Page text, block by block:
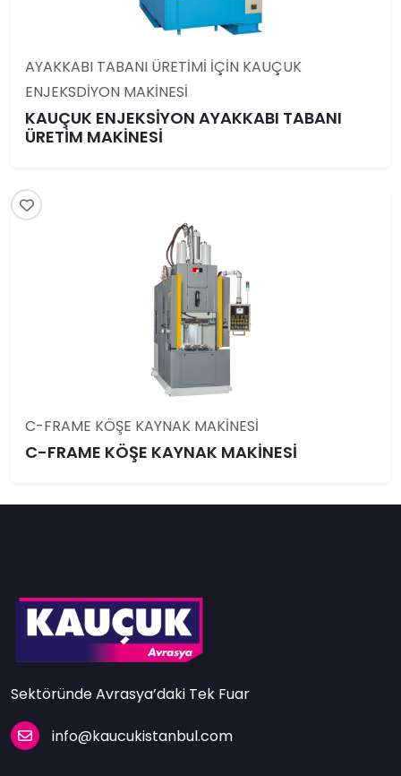
AYAKKABI TABANI ÜRETİMİ İÇİN KAUÇUK
ENJEKSDİYON MAKİNESİ
KAUÇUK ENJEKSİYON AYAKKABI TABANI
ÜRETİM MAKİNESİ
C-FRAME KÖŞE KAYNAK MAKİNESİ
C-FRAME KÖŞE KAYNAK MAKİNESİ
Sektöründe Avrasya’daki Tek Fuar
info@kaucukistanbul.com